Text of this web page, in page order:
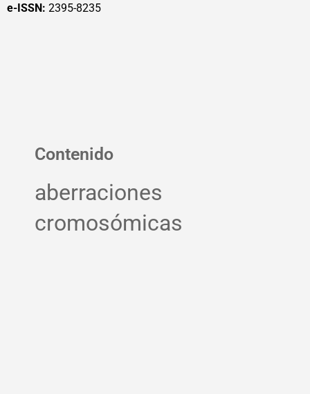
e-ISSN: 2395-8235
Contenido
aberraciones
cromosómicas